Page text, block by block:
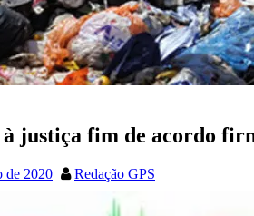
justiça fim de acordo
de 2020 Redação GPS